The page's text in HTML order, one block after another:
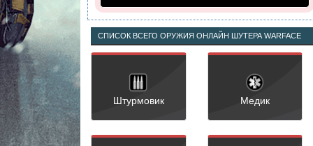
СПИСОК ВСЕГО ОРУЖИЯ ОНЛАЙН ШУТЕРА WARFACE
Штурмовик Медик